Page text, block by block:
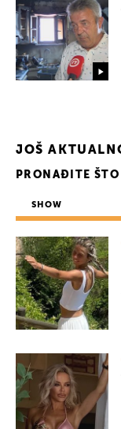
JOŠ
PRONAĐITE
SHOW